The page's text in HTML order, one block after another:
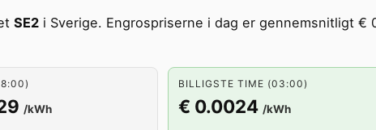
SE2 i Sverige. Engrospriserne i dag er gennemsnitligt €
/kWh
BILLIGSTE TIME (03:00)
€ 0.0024 /kWh